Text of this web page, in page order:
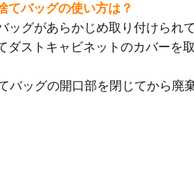
てバッグの使い方は？
ッグがあらかじめ取り付けられ
ダストキャビネットのカバーを
バッグの開口部を閉じてから廃